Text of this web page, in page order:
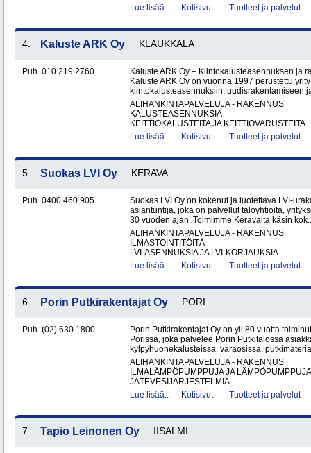
Lue lisää..
Kotisivut Tuotteet ja palvelut
4. Kaluste ARK Oy KLAUKKALA
Puh. 010 219 2760
Kaluste ARK Oy – Kiintokalusteasennuksen ja
Kaluste ARK Oy on vuonna 1997 perustettu
kiintokalusteasennuksiin, uudisrakentamiseen
ALIHANKINTAPALVELUJA - RAKENNUS
KALUSTEASENNUKSIA
KEITTIÖKALUSTEITA JA KEITTIÖVARUSTEITA..
Lue lisää..
Kotisivut Tuotteet ja palvelut
5. Suokas LVI Oy KERAVA
Puh. 0400 460 905
Suokas LVI Oy on kokenut ja luotettava LVI-
asiantuntija, joka on palvellut taloyhtiöitä,
30 vuoden ajan. Toimimme Keravalta käsin kok..
ALIHANKINTAPALVELUJA - RAKENNUS
ILMASTOINTITÖITÄ
LVI-ASENNUKSIA JA LVI-KORJAUKSIA..
Lue lisää..
Kotisivut Tuotteet ja palvelut
6. Porin Putkirakentajat Oy PORI
Puh. (02) 630 1800
Porin Putkirakentajat Oy on yli 80 vuotta
Porissa, joka palvelee Porin Putkitalossa
kylpyhuonekalusteissa, varaosissa,
ALIHANKINTAPALVELUJA - RAKENNUS
ILMALÄMPÖPUMPPUJA JA LÄMPÖPUMPPUJA
JÄTEVESIJÄRJESTELMIÄ..
Lue lisää..
Kotisivut Tuotteet ja palvelut
7. Tapio Leinonen Oy IISALMI